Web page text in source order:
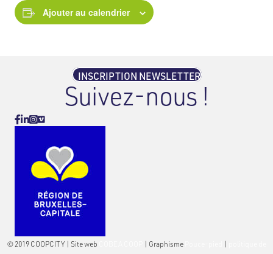
Ajouter au calendrier
INSCRIPTION NEWSLETTER
Suivez-nous !
Facebook
Linkedin
Instagram
Vimeo
© 2019 COOPCITY | Site web | Graphisme |